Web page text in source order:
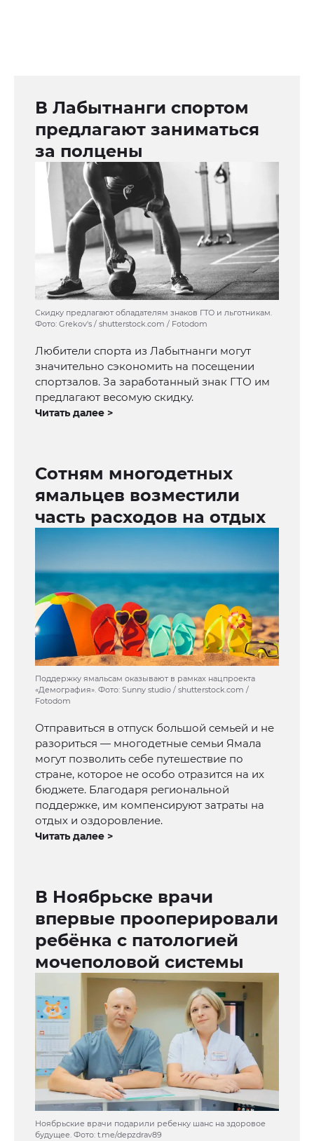
В Лабытнанги спортом
предлагают заниматься
за полцены
Скидку предлагают обладателям знаков ГТО и льготникам.
Фото: Grekov's / shutterstock.com / Fotodom
Любители спорта из Лабытнанги могут
значительно сэкономить на посещении
спортзалов. За заработанный знак ГТО им
предлагают весомую скидку.
Читать далее >
Сотням многодетных
ямальцев возместили
часть расходов на отдых
Поддержку ямальсам оказывают в рамках нацпроекта
«Демография». Фото: Sunny studio / shutterstock.com /
Fotodom
Отправиться в отпуск большой семьей и не
разориться — многодетные семьи Ямала
могут позволить себе путешествие по
стране, которое не особо отразится на их
бюджете. Благодаря региональной
поддержке, им компенсируют затраты на
отдых и оздоровление.
Читать далее >
В Ноябрьске врачи
впервые прооперировали
ребёнка с патологией
мочеполовой системы
Ноябрьские врачи подарили ребенку шанс на здоровое
будущее. Фото: t.me/depzdrav89